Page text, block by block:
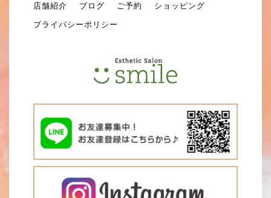
店舗紹介 ブログ ご予約 ショッピング
プライバシーポリシー